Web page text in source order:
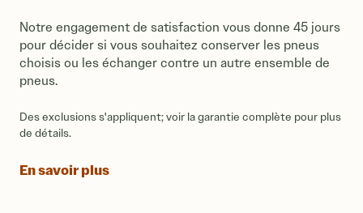
Notre engagement de satisfaction vous donne 45 jours
pour décider si vous souhaitez conserver les pneus
choisis ou les échanger contre un autre ensemble de
pneus.
Des exclusions s'appliquent; voir la garantie complète pour plus
de détails.
En savoir plus